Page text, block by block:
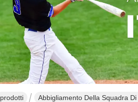
prodotti Abbigliamento Della Squadra